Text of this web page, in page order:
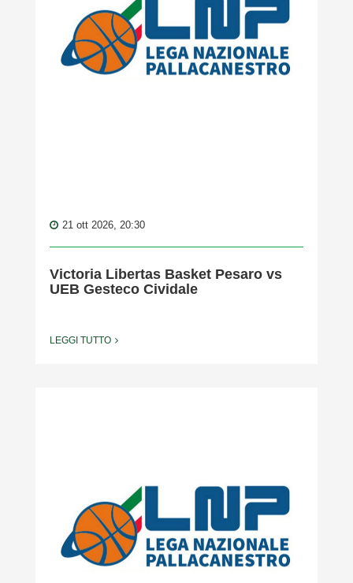
21 ott 2026, 20:30
Victoria Libertas Basket Pesaro vs
UEB Gesteco Cividale
LEGGI TUTTO